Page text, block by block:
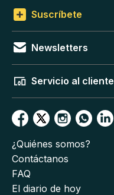
Suscríbete
Newsletters
Servicio al cliente
¿Quiénes somos?
Contáctanos
FAQ
El diario de hoy